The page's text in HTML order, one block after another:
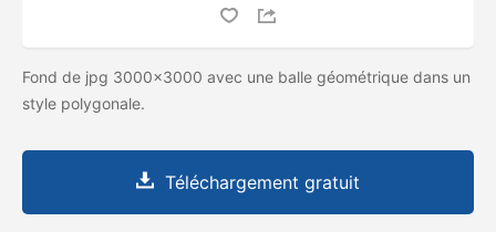
Fond de jpg 3000x3000 avec une balle géométrique dans un
style polygonale.
Téléchargement gratuit